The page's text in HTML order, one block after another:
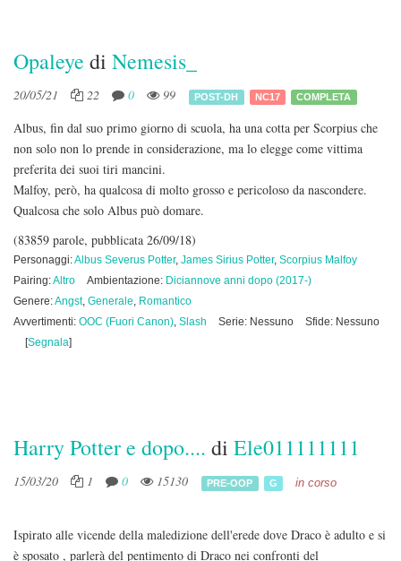
Opaleye di Nemesis_
20/05/21 22 0 99 POST-DH NC17 COMPLETA
Albus, fin dal suo primo giorno di scuola, ha una cotta per Scorpius che
non solo non lo prende in considerazione, ma lo elegge come vittima
preferita dei suoi tiri mancini.
Malfoy, però, ha qualcosa di molto grosso e pericoloso da nascondere.
Qualcosa che solo Albus può domare.
(83859 parole, pubblicata 26/09/18)
Personaggi:Albus Severus Potter, James Sirius Potter, Scorpius Malfoy
Pairing:Altro Ambientazione: Diciannove anni dopo (2017-)
Genere:Angst, Generale, Romantico
Avvertimenti: OOC (Fuori Canon), Slash Serie: Nessuno
Sfide: Nessuno
[Segnala]
Harry Potter e dopo.... di Ele011111111
15/03/20 1 0 15130 PRE-OOP G in corso
Ispirato alle vicende della maledizione dell'erede dove Draco è adulto e si
è sposato , parlerà del pentimento di Draco nei confronti del